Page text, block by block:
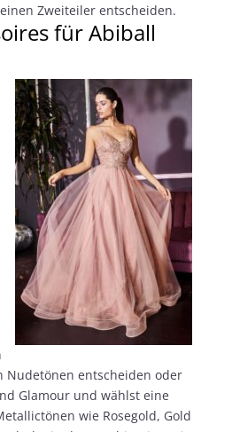
Zweiteiler entscheiden.
für Abiball
Nudetönen entscheiden oder
Glamour und wählst eine
wie Rosegold, Gold